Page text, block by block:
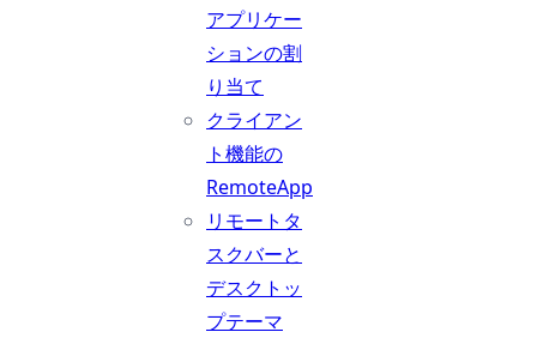
アプリケー
ションの割
り当て
クライアン
ト機能の
RemoteApp
リモートタ
スクバーと
デスクトッ
プテーマ